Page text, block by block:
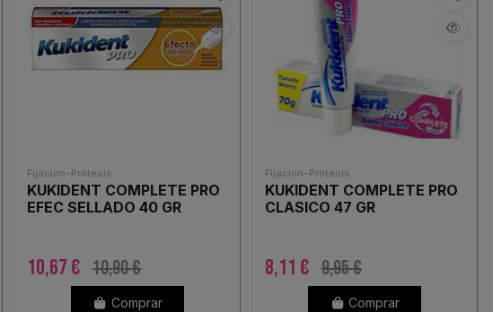
Fijación-Prótesis
KUKIDENT COMPLETE PRO
EFEC SELLADO 40 GR
10,67 € 10,90 €
Comprar
Fijación-Prótesis
KUKIDENT COMPLETE PRO
CLASICO 47 GR
8,11 € 9,95 €
Comprar